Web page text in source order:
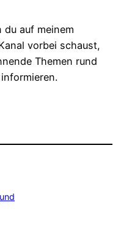
du auf meinem
vorbei schaust,
Themen rund